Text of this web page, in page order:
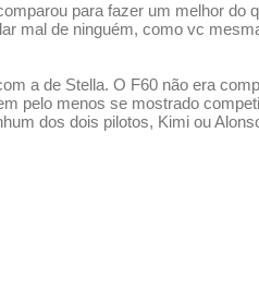
para fazer um melhor do
mal de ninguém, como vc
a de Stella. O F60 não era
pelo menos se mostrado
dos dois pilotos, Kimi ou